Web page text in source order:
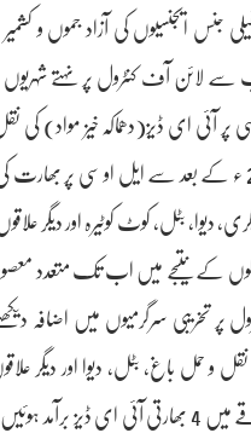
جنس ایجنسیوں کی آزاد جموں و
آف کنٹرول پر نہتے شہریوں
آئی ای ڈیز(دھماکہ خیز مواد) کی
ذریعے تخریب کاری کی کوشش کی جا رہی ہے، سکیورٹی ذرائعشواہد کے مطابق
چکری، دیوا، بٹل، کوٹ کوٹیرہ اور دیگر
کے نتیجے میں اب تک متعدد
سرگرمیوں میں اضافہ
و حمل باغ، بٹل، دیوا اور دیگر
سکیورٹی ذرائع 4 تا 6 فروری 2025ء کے دوران بٹل سیکٹر اور راولاکوٹ